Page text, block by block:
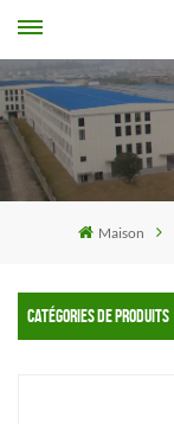
Maison
CATÉGORIES DE PRODUITS